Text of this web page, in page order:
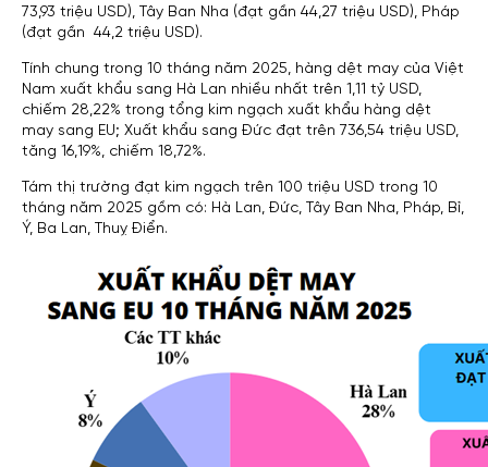
73,93 triệu USD), Tây Ban Nha (đạt gần 44,27 triệu USD), Pháp
(đạt gần 44,2 triệu USD).
Tính chung trong 10 tháng năm 2025, hàng dệt may của Việt
Nam xuất khẩu sang Hà Lan nhiều nhất trên 1,11 tỷ USD,
chiếm 28,22% trong tổng kim ngạch xuất khẩu hàng dệt
may sang EU; Xuất khẩu sang Đức đạt trên 736,54 triệu USD,
tăng 16,19%, chiếm 18,72%.
Tám thị trường đạt kim ngạch trên 100 triệu USD trong 10
tháng năm 2025 gồm có: Hà Lan, Đức, Tây Ban Nha, Pháp, Bỉ,
Ý, Ba Lan, Thuỵ Điển.